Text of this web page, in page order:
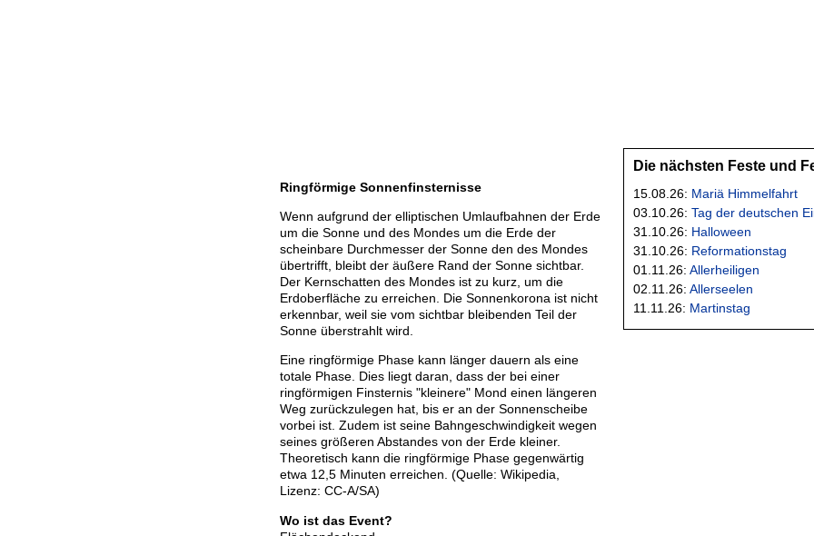
Ringförmige Sonnenfinsternisse
Wenn aufgrund der elliptischen Umlaufbahnen der Erde
um die Sonne und des Mondes um die Erde der
scheinbare Durchmesser der Sonne den des Mondes
übertrifft, bleibt der äußere Rand der Sonne sichtbar.
Der Kernschatten des Mondes ist zu kurz, um die
Erdoberfläche zu erreichen. Die Sonnenkorona ist nicht
erkennbar, weil sie vom sichtbar bleibenden Teil der
Sonne überstrahlt wird.
Eine ringförmige Phase kann länger dauern als eine
totale Phase. Dies liegt daran, dass der bei einer
ringförmigen Finsternis "kleinere" Mond einen längeren
Weg zurückzulegen hat, bis er an der Sonnenscheibe
vorbei ist. Zudem ist seine Bahngeschwindigkeit wegen
seines größeren Abstandes von der Erde kleiner.
Theoretisch kann die ringförmige Phase gegenwärtig
etwa 12,5 Minuten erreichen. (Quelle: Wikipedia,
Lizenz: CC-A/SA)
Wo ist das Event?
Die nächsten Feste und
15.08.26: Mariä Himmelfahrt
03.10.26: Tag der deutschen
31.10.26: Halloween
31.10.26: Reformationstag
01.11.26: Allerheiligen
02.11.26: Allerseelen
11.11.26: Martinstag